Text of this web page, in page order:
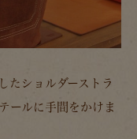
たショルダーストラ
ールに手間をかけま